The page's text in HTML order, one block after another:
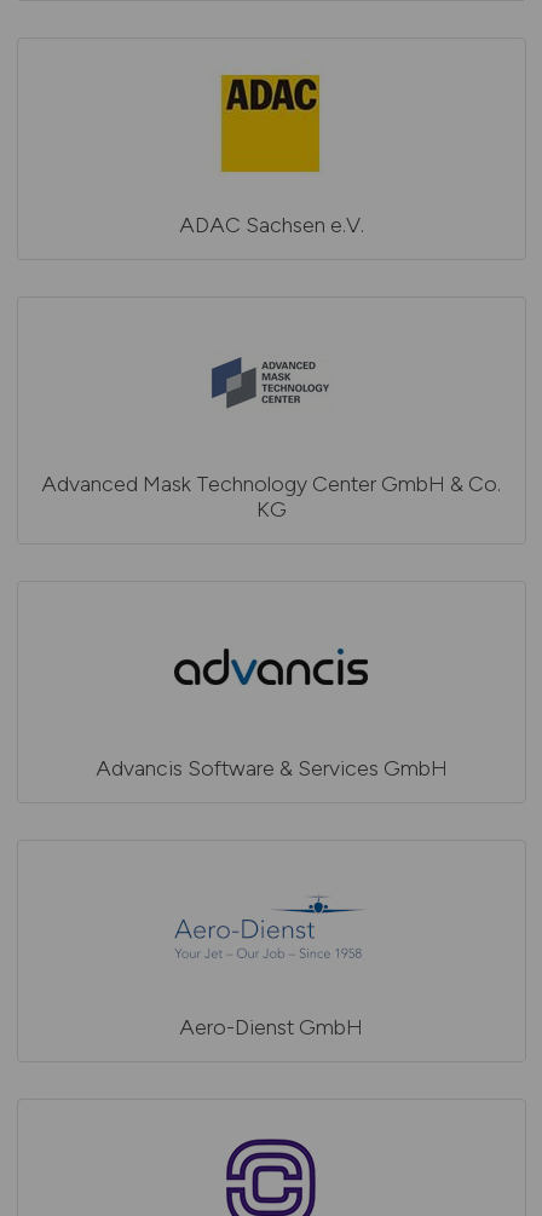
ADAC Sachsen e.V.
Advanced Mask Technology Center GmbH & Co.
KG
Advancis Software & Services GmbH
Aero-Dienst GmbH